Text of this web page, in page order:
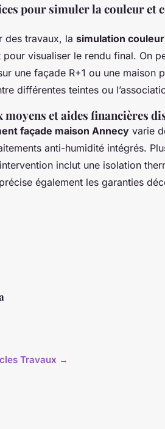
pour simuler la couleur et
des travaux, la simulation
visualiser le rendu final. On
une façade R+1 ou une
différentes teintes ou
et aides financières
façade maison Annecy varie
anti-humidité intégrés.
inclut une isolation
également les garanties
Travaux →